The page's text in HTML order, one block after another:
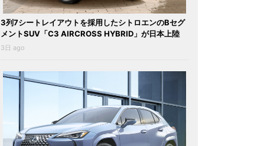
3列7シートレイアウトを採用したシトロエンのBセグ
メントSUV「C3 AIRCROSS HYBRID」が日本上陸
3日 ago